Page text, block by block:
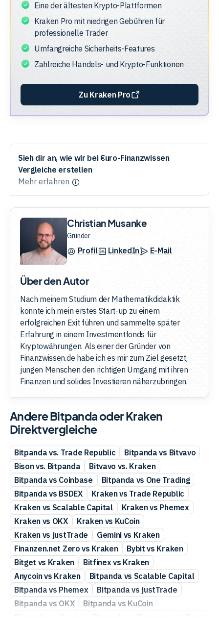
Eine der ältesten Krypto-Plattformen
Kraken Pro mit niedrigen Gebühren für
professionelle Trader
Umfangreiche Sicherheits-Features
Zahlreiche Handels- und Krypto-Funktionen
Zu Kraken Pro
Sieh dir an, wie wir bei €uro-Finanzwissen
Vergleiche erstellen
Mehr erfahren
Christian Musanke
Gründer
Profil LinkedIn E-Mail
Über den Autor
Nach meinem Studium der Mathematikdidaktik
konnte ich mein erstes Start-up zu einem
erfolgreichen Exit führen und sammelte später
Erfahrung in einem Investmentfonds für
Kryptowährungen. Als einer der Gründer von
Finanzwissen.de habe ich es mir zum Ziel gesetzt,
jungen Menschen den richtigen Umgang mit ihren
Finanzen und solides Investieren näherzubringen.
Andere Bitpanda oder Kraken
Direktvergleiche
Bitpanda vs. Trade Republic
Bitpanda vs Bitvavo
Bison vs. Bitpanda
Bitvavo vs. Kraken
Bitpanda vs Coinbase
Bitpanda vs One Trading
Bitpanda vs BSDEX
Kraken vs Trade Republic
Kraken vs Scalable Capital
Kraken vs Phemex
Kraken vs OKX
Kraken vs KuCoin
Kraken vs justTrade
Gemini vs Kraken
Finanzen.net Zero vs Kraken
Bybit vs Kraken
Bitget vs Kraken
Bitfinex vs Kraken
Anycoin vs Kraken
Bitpanda vs Scalable Capital
Bitpanda vs Phemex
Bitpanda vs justTrade
Bitpanda vs OKX
Bitpanda vs KuCoin